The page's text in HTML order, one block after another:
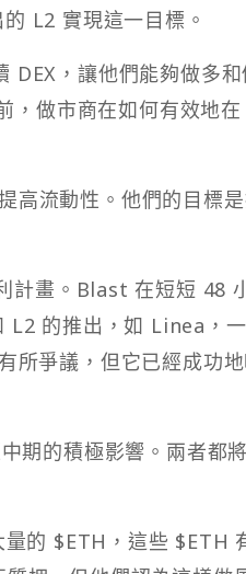
L2 實現這一目標。
DEX，讓他們能夠做多和
，做市商在如何有效地
高流動性。他們的目標
計畫。Blast 在短短 48
L2 的推出，如 Linea，
所爭議，但它已經成功地
期的積極影響。兩者都
的 $ETH，這些 $ETH